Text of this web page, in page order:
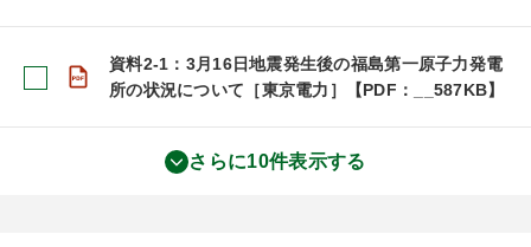
資料2-1：3月16日地震発生後の福島第一原子力発電
所の状況について［東京電力］【PDF：__587KB】
さらに10件表示する